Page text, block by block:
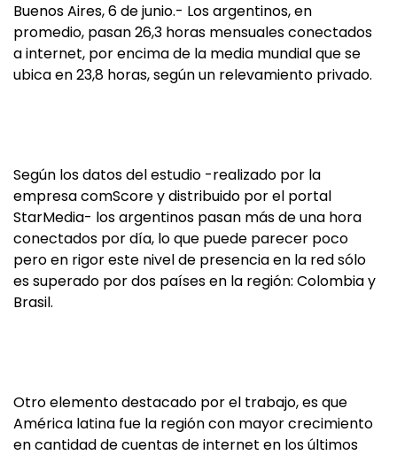
Buenos Aires, 6 de junio.- Los argentinos, en
promedio, pasan 26,3 horas mensuales conectados
a internet, por encima de la media mundial que se
ubica en 23,8 horas, según un relevamiento privado.
Según los datos del estudio -realizado por la
empresa comScore y distribuido por el portal
StarMedia- los argentinos pasan más de una hora
conectados por día, lo que puede parecer poco
pero en rigor este nivel de presencia en la red sólo
es superado por dos países en la región: Colombia y
Brasil.
Otro elemento destacado por el trabajo, es que
América latina fue la región con mayor crecimiento
en cantidad de cuentas de internet en los últimos